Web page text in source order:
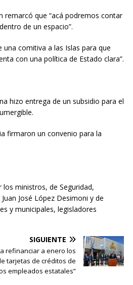
remarcó que “acá podremos contar
de un espacio”.
comitiva a las Islas para que
con una política de Estado clara”.
hizo entrega de un subsidio para el
firmaron un convenio para la
ministros, de Seguridad,
José López Desimoni y de
y municipales, legisladores
SIGUIENTE
refinanciar a enero los
tarjetas de créditos de
empleados estatales”